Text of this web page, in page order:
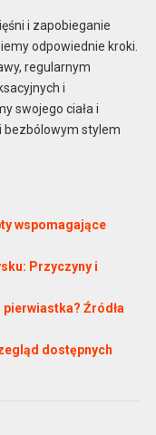
i zapobieganie
odpowiednie kroki.
regularnym
i
swojego ciała i
bezbólowym stylem
wspomagające
Przyczyny i
Źródła
dostępnych